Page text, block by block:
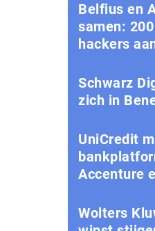
Belfius en
samen:
hackers
Schwarz
zich in
UniCredit
Accenture
Wolters